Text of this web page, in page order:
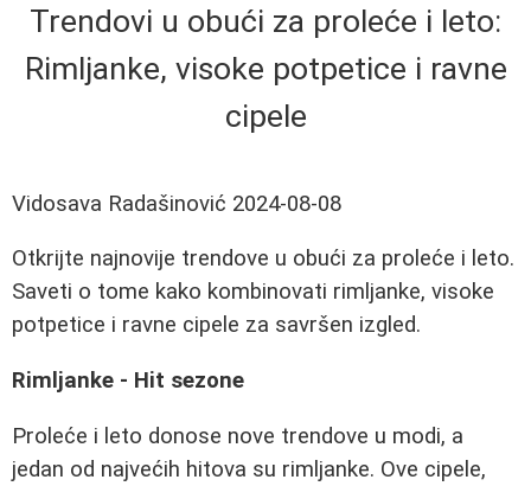
Trendovi u obući za proleće i leto:
Rimljanke, visoke potpetice i ravne
cipele
Vidosava Radašinović 2024-08-08
Otkrijte najnovije trendove u obući za proleće i leto.
Saveti o tome kako kombinovati rimljanke, visoke
potpetice i ravne cipele za savršen izgled.
Rimljanke - Hit sezone
Proleće i leto donose nove trendove u modi, a
jedan od najvećih hitova su rimljanke. Ove cipele,